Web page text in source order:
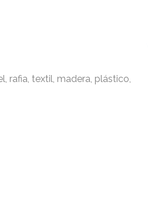
rafia, textil, madera, plástico,